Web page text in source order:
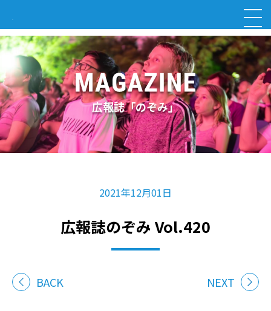
広報誌「のぞみ」
2021年12月01日
広報誌のぞみ Vol.420
BACK NEXT